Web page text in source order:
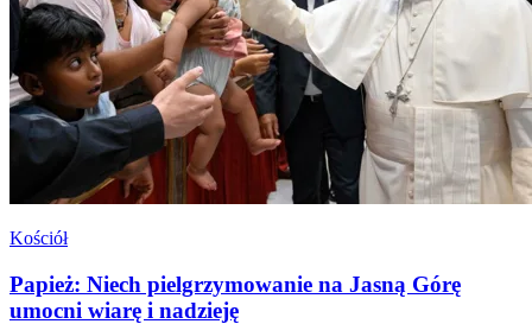
Kościół
Papież: Niech pielgrzymowanie na Jasną Górę
umocni wiarę i nadzieję